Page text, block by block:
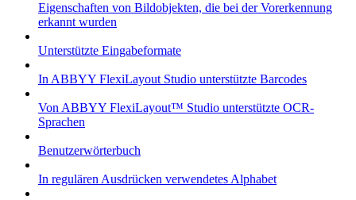
Eigenschaften von Bildobjekten, die bei der Vorerkennung
erkannt wurden
Unterstützte Eingabeformate
In ABBYY FlexiLayout Studio unterstützte Barcodes
Von ABBYY FlexiLayout™ Studio unterstützte OCR-
Sprachen
Benutzerwörterbuch
In regulären Ausdrücken verwendetes Alphabet